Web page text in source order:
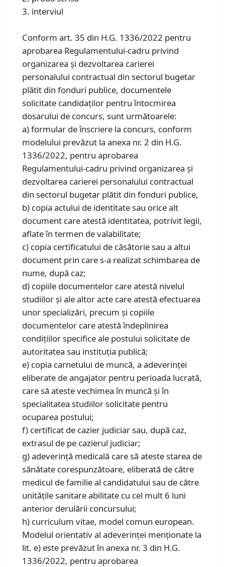
3. interviul
Conform art. 35 din H.G. 1336/2022 pentru
aprobarea Regulamentului-cadru privind
organizarea şi dezvoltarea carierei
personalului contractual din sectorul bugetar
plătit din fonduri publice, documentele
solicitate candidaţilor pentru întocmirea
dosarului de concurs, sunt următoarele:
a) formular de înscriere la concurs, conform
modelului prevăzut la anexa nr. 2 din H.G.
1336/2022, pentru aprobarea
Regulamentului-cadru privind organizarea şi
dezvoltarea carierei personalului contractual
din sectorul bugetar plătit din fonduri publice,
b) copia actului de identitate sau orice alt
document care atestă identitatea, potrivit legii,
aflate în termen de valabilitate;
c) copia certificatului de căsătorie sau a altui
document prin care s-a realizat schimbarea de
nume, după caz;
d) copiile documentelor care atestă nivelul
studiilor și ale altor acte care atestă efectuarea
unor specializări, precum și copiile
documentelor care atestă îndeplinirea
condițiilor specifice ale postului solicitate de
autoritatea sau instituția publică;
e) copia carnetului de muncă, a adeverinței
eliberate de angajator pentru perioada lucrată,
care să ateste vechimea în muncă și în
specialitatea studiilor solicitate pentru
ocuparea postului;
f) certificat de cazier judiciar sau, după caz,
extrasul de pe cazierul judiciar;
g) adeverință medicală care să ateste starea de
sănătate corespunzătoare, eliberată de către
medicul de familie al candidatului sau de către
unitățile sanitare abilitate cu cel mult 6 luni
anterior derulării concursului;
h) curriculum vitae, model comun european.
Modelul orientativ al adeverinţei menţionate la
lit. e) este prevăzut în anexa nr. 3 din H.G.
1336/2022, pentru aprobarea